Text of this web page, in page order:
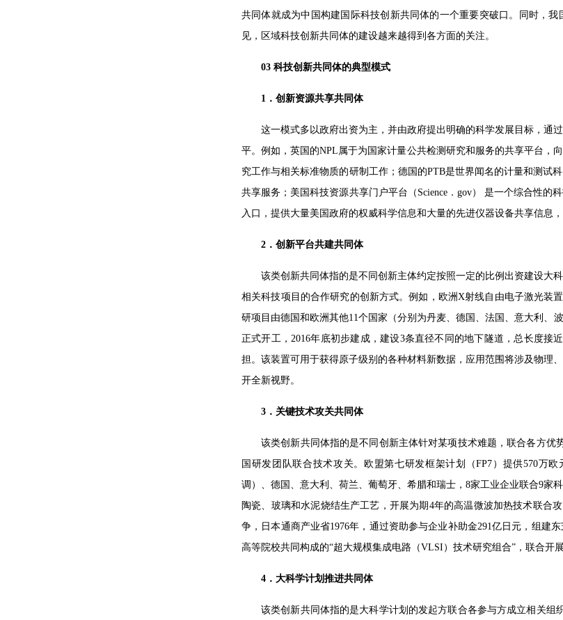
共同体就成为中国构建国际科技创新共同体的一个重要突破口。同时，
见，区域科技创新共同体的建设越来越得到各方面的关注。
03 科技创新共同体的典型模式
1．创新资源共享共同体
这一模式多以政府出资为主，并由政府提出明确的科学发展目标，通
平。例如，英国的NPL属于为国家计量公共检测研究和服务的共享平台，
究工作与相关标准物质的研制工作；德国的PTB是世界闻名的计量和测试
共享服务；美国科技资源共享门户平台（Science．gov） 是一个综合性
入口，提供大量美国政府的权威科学信息和大量的先进仪器设备共享信息
2．创新平台共建共同体
该类创新共同体指的是不同创新主体约定按照一定的比例出资建设大
相关科技项目的合作研究的创新方式。例如，欧洲X射线自由电子激光装
研项目由德国和欧洲其他11个国家（分别为丹麦、德国、法国、意大利、
正式开工，2016年底初步建成，建设3条直径不同的地下隧道，总长度
担。该装置可用于获得原子级别的各种材料新数据，应用范围将涉及物理
开全新视野。
3．关键技术攻关共同体
该类创新共同体指的是不同创新主体针对某项技术难题，联合各方
国研发团队联合技术攻关。欧盟第七研发框架计划（FP7）提供570万
调）、德国、意大利、荷兰、葡萄牙、希腊和瑞士，8家工业企业联合9家
陶瓷、玻璃和水泥烧结生产工艺，开展为期4年的高温微波加热技术联合
争，日本通商产业省1976年，通过资助参与企业补助金291亿日元，组建
高等院校共同构成的“超大规模集成电路（VLSI）技术研究组合”，联合开
4．大科学计划推进共同体
该类创新共同体指的是大科学计划的发起方联合各参与方成立相关